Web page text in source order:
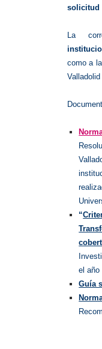
solicitud
La
como a
Valladolid
“
el año
Guía